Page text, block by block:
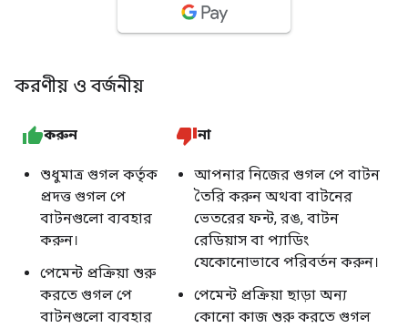
করণীয় ও বর্জনীয়
করুন না
শুধুমাত্র গুগল কর্তৃক
প্রদত্ত গুগল পে
বাটনগুলো ব্যবহার
করুন।
পেমেন্ট প্রক্রিয়া শুরু
করতে গুগল পে
বাটনগুলো ব্যবহার
আপনার নিজের গুগল পে বাটন
তৈরি করুন অথবা বাটনের
ভেতরের ফন্ট, রঙ, বাটন
রেডিয়াস বা প্যাডিং
যেকোনোভাবে পরিবর্তন করুন।
পেমেন্ট প্রক্রিয়া ছাড়া অন্য
কোনো কাজ শুরু করতে গুগল